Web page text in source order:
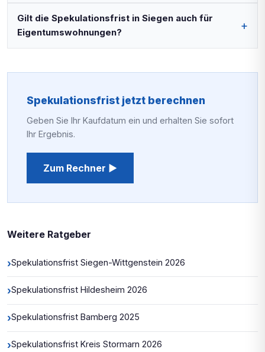
Gilt die Spekulationsfrist in Siegen auch für
Eigentumswohnungen?
Spekulationsfrist jetzt berechnen
Geben Sie Ihr Kaufdatum ein und erhalten Sie sofort
Ihr Ergebnis.
Zum Rechner ▶
Weitere Ratgeber
›Spekulationsfrist Siegen-Wittgenstein 2026
›Spekulationsfrist Hildesheim 2026
›Spekulationsfrist Bamberg 2025
›Spekulationsfrist Kreis Stormarn 2026